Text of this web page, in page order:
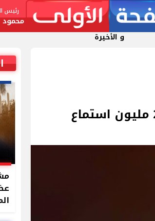
رئيس
محمود
و الأخيرة
“ابتدينا” لعمرو دياب يتخطى 200 مليون استماع